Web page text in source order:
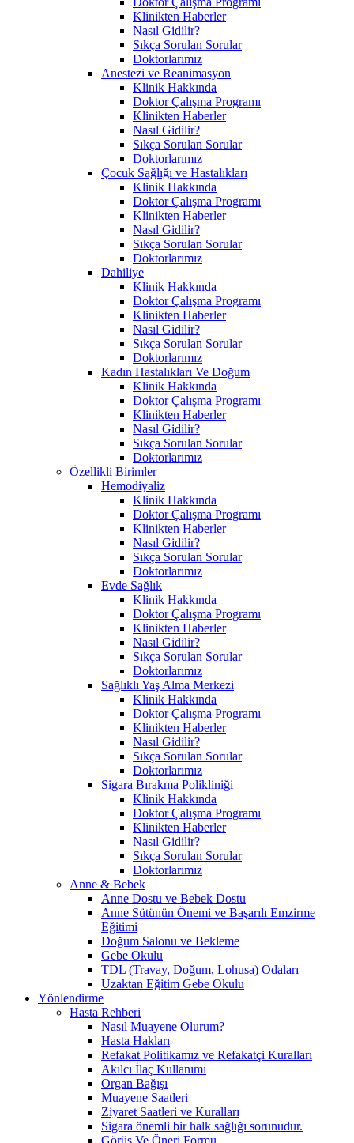
Klinikten Haberler
Nasıl Gidilir?
Sıkça Sorulan Sorular
Doktorlarımız
Anestezi ve Reanimasyon
Klinik Hakkında
Doktor Çalışma Programı
Klinikten Haberler
Nasıl Gidilir?
Sıkça Sorulan Sorular
Doktorlarımız
Çocuk Sağlığı ve Hastalıkları
Klinik Hakkında
Doktor Çalışma Programı
Klinikten Haberler
Nasıl Gidilir?
Sıkça Sorulan Sorular
Doktorlarımız
Dahiliye
Klinik Hakkında
Doktor Çalışma Programı
Klinikten Haberler
Nasıl Gidilir?
Sıkça Sorulan Sorular
Doktorlarımız
Kadın Hastalıkları Ve Doğum
Klinik Hakkında
Doktor Çalışma Programı
Klinikten Haberler
Nasıl Gidilir?
Sıkça Sorulan Sorular
Doktorlarımız
Özellikli Birimler
Hemodiyaliz
Klinik Hakkında
Doktor Çalışma Programı
Klinikten Haberler
Nasıl Gidilir?
Sıkça Sorulan Sorular
Doktorlarımız
Evde Sağlık
Klinik Hakkında
Doktor Çalışma Programı
Klinikten Haberler
Nasıl Gidilir?
Sıkça Sorulan Sorular
Doktorlarımız
Sağlıklı Yaş Alma Merkezi
Klinik Hakkında
Doktor Çalışma Programı
Klinikten Haberler
Nasıl Gidilir?
Sıkça Sorulan Sorular
Doktorlarımız
Sigara Bırakma Polikliniği
Klinik Hakkında
Doktor Çalışma Programı
Klinikten Haberler
Nasıl Gidilir?
Sıkça Sorulan Sorular
Doktorlarımız
Anne & Bebek
Anne Dostu ve Bebek Dostu
Anne Sütünün Önemi ve Başarılı Emzirme
Eğitimi
Doğum Salonu ve Bekleme
Gebe Okulu
TDL (Travay, Doğum, Lohusa) Odaları
Uzaktan Eğitim Gebe Okulu
Yönlendirme
Hasta Rehberi
Nasıl Muayene Olurum?
Hasta Hakları
Refakat Politikamız ve Refakatçi Kuralları
Akılcı İlaç Kullanımı
Organ Bağışı
Muayene Saatleri
Ziyaret Saatleri ve Kuralları
Sigara önemli bir halk sağlığı sorunudur.
Görüş Ve Öneri Formu